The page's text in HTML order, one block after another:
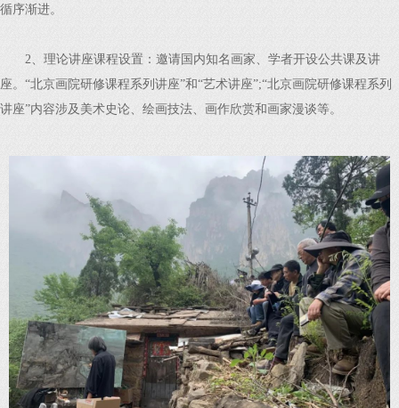
循序渐进。
2、理论讲座课程设置：邀请国内知名画家、学者开设公共课及讲
座。“北京画院研修课程系列讲座”和“艺术讲座”;“北京画院研修课程系列
讲座”内容涉及美术史论、绘画技法、画作欣赏和画家漫谈等。